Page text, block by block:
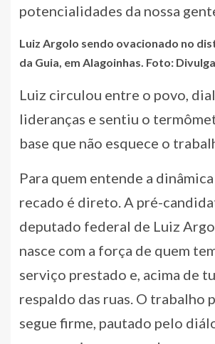
potencialidades da nossa
Luiz Argolo sendo ovacionado no
da Guia, em Alagoinhas. Foto:
Luiz circulou entre o povo,
lideranças e sentiu o
base que não esquece o
Para quem entende a
recado é direto. A pré-
deputado federal de Luiz
nasce com a força de quem
serviço prestado e, acima de
respaldo das ruas. O trabalho
segue firme, pautado pelo